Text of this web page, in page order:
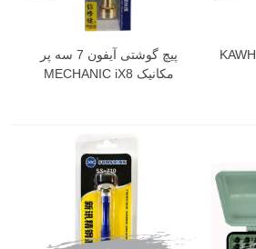
پیچ گوشتی فلزی آیفون KAWH
پیچ گوشتی آیفون 7 سه پر
مکانیک MECHANIC iX8